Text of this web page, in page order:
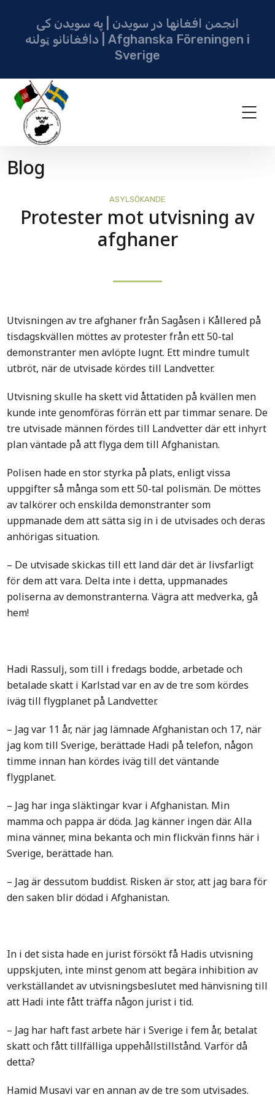
انجمن افغانها در سویدن | په سویدن کی
دافغانانو ټولنه | Afghanska Föreningen i
Sverige
Blog
ASYLSÖKANDE
Protester mot utvisning av
afghaner
Utvisningen av tre afghaner från Sagåsen i Kållered på
tisdagskvällen möttes av protester från ett 50-tal
demonstranter men avlöpte lugnt. Ett mindre tumult
utbröt, när de utvisade kördes till Landvetter.
Utvisning skulle ha skett vid åttatiden på kvällen men
kunde inte genomföras förrän ett par timmar senare. De
tre utvisade männen fördes till Landvetter där ett inhyrt
plan väntade på att flyga dem till Afghanistan.
Polisen hade en stor styrka på plats, enligt vissa
uppgifter så många som ett 50-tal polismän. De möttes
av talkörer och enskilda demonstranter som
uppmanade dem att sätta sig in i de utvisades och deras
anhörigas situation.
– De utvisade skickas till ett land där det är livsfarligt
för dem att vara. Delta inte i detta, uppmanades
poliserna av demonstranterna. Vägra att medverka, gå
hem!
Hadi Rassulj, som till i fredags bodde, arbetade och
betalade skatt i Karlstad var en av de tre som kördes
iväg till flygplanet på Landvetter.
– Jag var 11 år, när jag lämnade Afghanistan och 17, när
jag kom till Sverige, berättade Hadi på telefon, någon
timme innan han kördes iväg till det väntande
flygplanet.
– Jag har inga släktingar kvar i Afghanistan. Min
mamma och pappa är döda. Jag känner ingen där. Alla
mina vänner, mina bekanta och min flickvän finns här i
Sverige, berättade han.
– Jag är dessutom buddist. Risken är stor, att jag bara för
den saken blir dödad i Afghanistan.
In i det sista hade en jurist försökt få Hadis utvisning
uppskjuten, inte minst genom att begära inhibition av
verkställandet av utvisningsbeslutet med hänvisning till
att Hadi inte fått träffa någon jurist i tid.
– Jag har haft fast arbete här i Sverige i fem år, betalat
skatt och fått tillfälliga uppehållstillstånd. Varför då
detta?
Hamid Musavi var en annan av de tre som utvisades.